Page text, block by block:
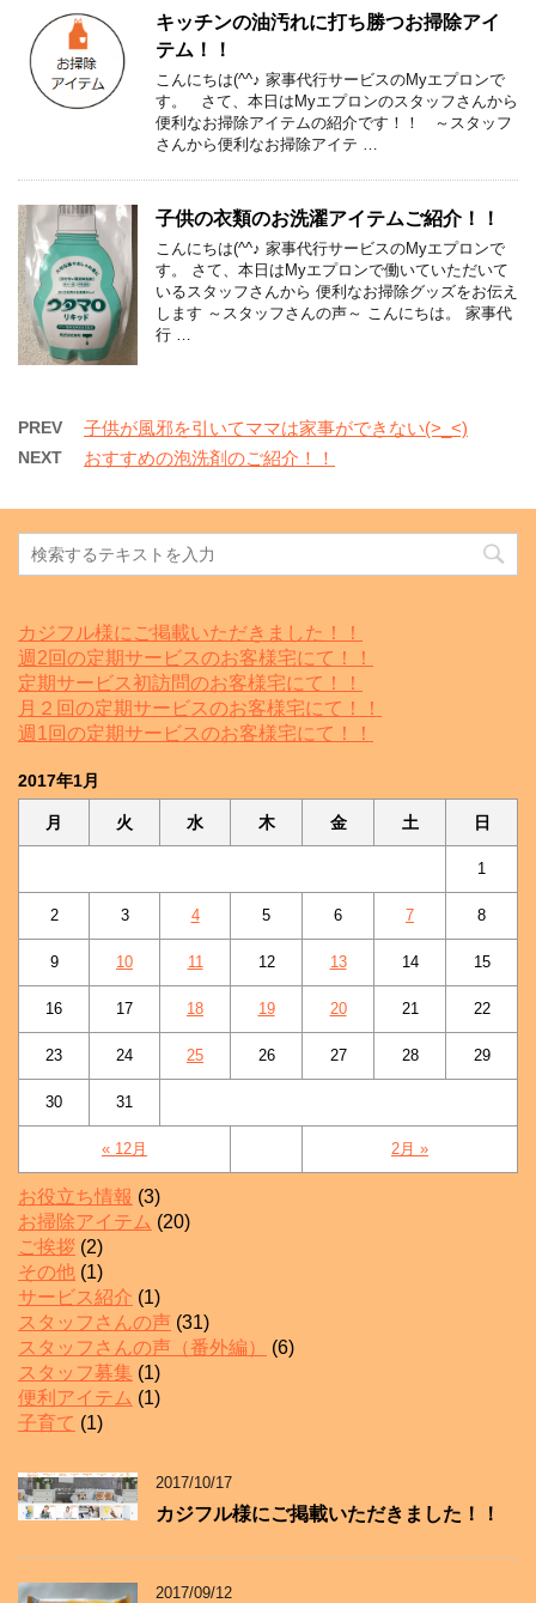
キッチンの油汚れに打ち勝つお掃除アイ
テム！！
こんにちは(^^♪ 家事代行サービスのMyエプロンで
す。 さて、本日はMyエプロンのスタッフさんから
便利なお掃除アイテムの紹介です！！ ～スタッフ
さんから便利なお掃除アイテ …
子供の衣類のお洗濯アイテムご紹介！！
こんにちは(^^♪ 家事代行サービスのMyエプロンで
す。 さて、本日はMyエプロンで働いていただいて
いるスタッフさんから 便利なお掃除グッズをお伝え
します ～スタッフさんの声～ こんにちは。 家事代
行 …
PREV 子供が風邪を引いてママは家事ができない(>_<)
NEXT おすすめの泡洗剤のご紹介！！
カジフル様にご掲載いただきました！！
週2回の定期サービスのお客様宅にて！！
定期サービス初訪問のお客様宅にて！！
月２回の定期サービスのお客様宅にて！！
週1回の定期サービスのお客様宅にて！！
2017年1月
月 火 水 木 金 土 日
« 12月 2月 »
1
2 3 4 5 6 7 8
9 10 11 12 13 14 15
16 17 18 19 20 21 22
23 24 25 26 27 28 29
30 31
お役立ち情報 (3)
お掃除アイテム (20)
ご挨拶 (2)
その他 (1)
サービス紹介 (1)
スタッフさんの声 (31)
スタッフさんの声（番外編）
(6)
スタッフ募集 (1)
便利アイテム (1)
子育て (1)
2017/10/17
カジフル様にご掲載いただきました！！
2017/09/12